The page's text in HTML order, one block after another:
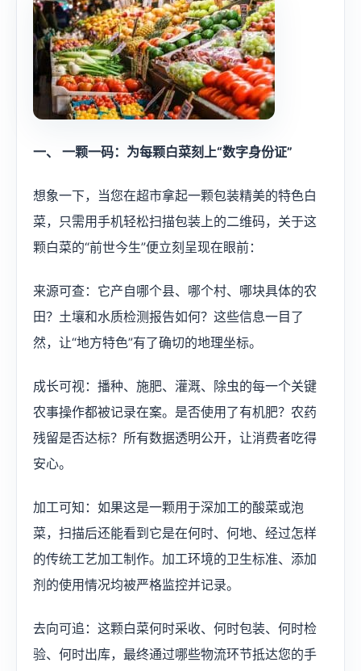
‍一、 一颗一码：为每颗白菜刻上“数字身份证”
想象一下，当您在超市拿起一颗包装精美的特色白
菜，只需用手机轻松扫描包装上的二维码，关于这
颗白菜的“前世今生”便立刻呈现在眼前：
来源可查：它产自哪个县、哪个村、哪块具体的农
田？土壤和水质检测报告如何？这些信息一目了
然，让“地方特色”有了确切的地理坐标。
成长可视：播种、施肥、灌溉、除虫的每一个关键
农事操作都被记录在案。是否使用了有机肥？农药
残留是否达标？所有数据透明公开，让消费者吃得
安心。
加工可知：如果这是一颗用于深加工的酸菜或泡
菜，扫描后还能看到它是在何时、何地、经过怎样
的传统工艺加工制作。加工环境的卫生标准、添加
剂的使用情况均被严格监控并记录。
去向可追：这颗白菜何时采收、何时包装、何时检
验、何时出库，最终通过哪些物流环节抵达您的手